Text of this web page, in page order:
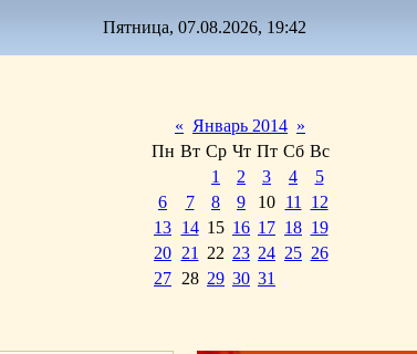
Пятница, 07.08.2026, 19:42
« Январь 2014 »
Пн Вт Ср Чт Пт Сб Вс
1
2 3 4
5
6
7 8 9 10 11
12
13 14 15 16 17 18 19
20 21 22 23 24 25 26
27 28 29 30 31